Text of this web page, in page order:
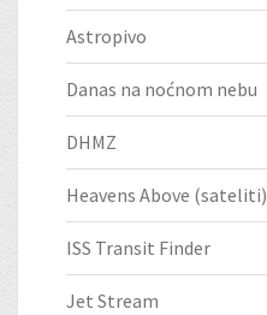
Astropivo
Danas na noćnom nebu
DHMZ
Heavens Above (sateliti)
ISS Transit Finder
Jet Stream